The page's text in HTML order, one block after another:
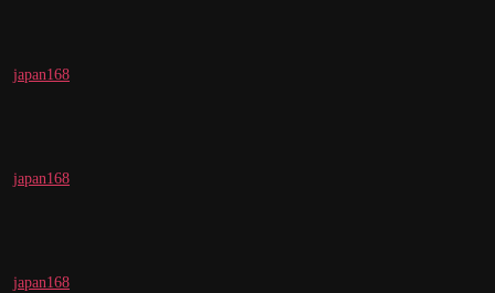
japan168
japan168
japan168